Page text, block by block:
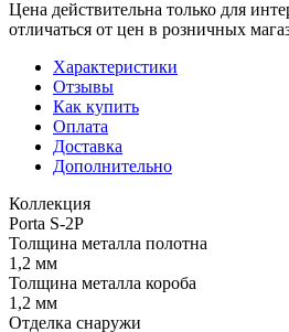
Цена действительна только для
отличаться от цен в розничных
Характеристики
Отзывы
Как купить
Оплата
Доставка
Дополнительно
Коллекция
Porta S-2P
Толщина металла полотна
1,2 мм
Толщина металла короба
1,2 мм
Отделка снаружи